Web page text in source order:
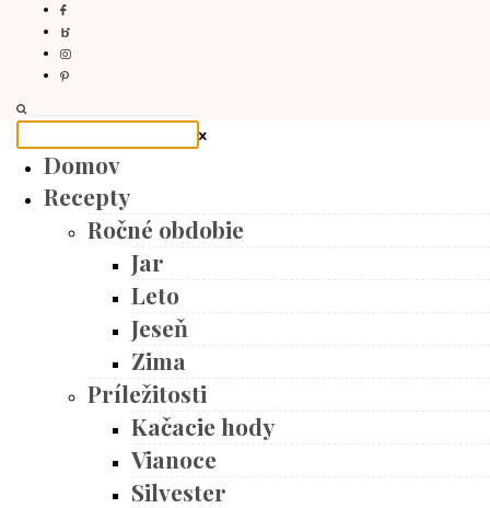
Domov
Recepty
Ročné obdobie
Jar
Leto
Jeseň
Zima
Príležitosti
Kačacie hody
Vianoce
Silvester